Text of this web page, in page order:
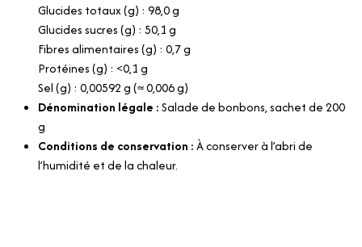
Glucides totaux (g) : 98,0 g
Glucides sucres (g) : 50,1 g
Fibres alimentaires (g) : 0,7 g
Protéines (g) : <0,1 g
Sel (g) : 0,00592 g (≈ 0,006 g)
Dénomination légale :Salade de bonbons, sachet de 200
g
Conditions de conservation :À conserver à l’abri de
l’humidité et de la chaleur.